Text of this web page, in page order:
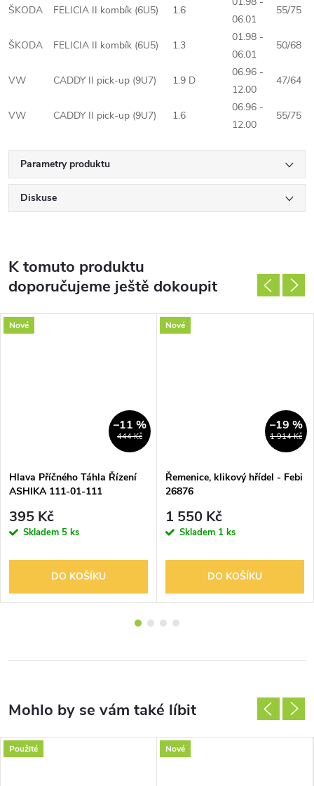
ŠKODA FELICIA II kombík (6U5) 1.6
06.01
55/75
ŠKODA FELICIA II kombík (6U5) 1.3
01.98 -
06.01
50/68
VW CADDY II pick-up (9U7) 1.9 D
06.96 -
12.00
47/64
VW CADDY II pick-up (9U7) 1.6
06.96 -
12.00
55/75
Parametry produktu
Diskuse
K tomuto produktu
doporučujeme ještě dokoupit
Nové
444 Kč
–11 %
Hlava Příčného Táhla Řízení
ASHIKA 111-01-111
395 Kč
Skladem 5 ks
DO KOŠÍKU
Nové
1 914 Kč
–19 %
Řemenice, klikový hřídel - Febi
26876
1 550 Kč
Skladem 1 ks
DO KOŠÍKU
Použité Nové